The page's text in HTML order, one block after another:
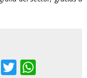
Twitter